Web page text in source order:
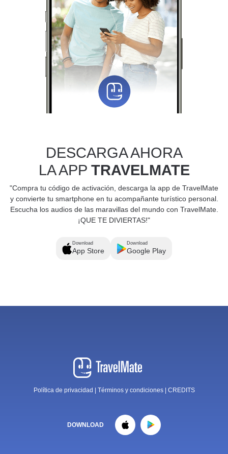
DESCARGA AHORA
LA APP TRAVELMATE
"Compra tu código de activación, descarga la app de TravelMate
y convierte tu smartphone en tu acompañante turístico personal.
Escucha los audios de las maravillas del mundo con TravelMate.
¡QUE TE DIVIERTAS!"
Download
App Store
Download
Google Play
Política de privacidad Términos y condiciones CREDITS
DOWNLOAD